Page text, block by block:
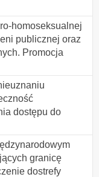
homoseksualnej
publicznej oraz
Promocja
dostępu do
granicę
dostrefy